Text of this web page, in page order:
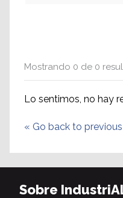
Mostrando 0 de 0
Lo sentimos, no hay
« Go back to
Sobre